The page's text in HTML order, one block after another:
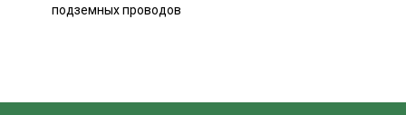
подземных проводов